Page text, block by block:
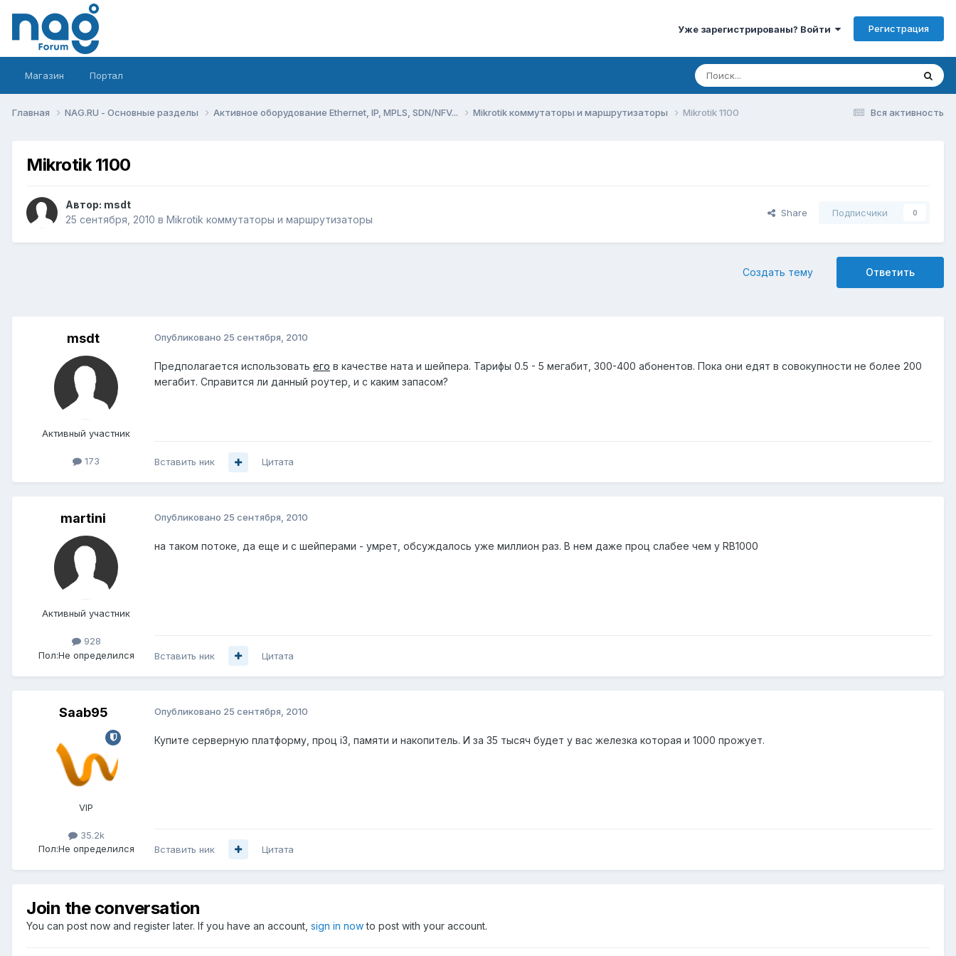
Уже зарегистрированы? Войти Регистрация
Магазин Портал
Вся активность
Главная NAG.RU - Основные разделы Активное оборудование Ethernet, IP, MPLS, SDN/NFV... Mikrotik коммутаторы и маршрутизаторы Mikrotik 1100
Mikrotik 1100
Автор: msdt
25 сентября, 2010 в Mikrotik коммутаторы и маршрутизаторы
Share Подписчики 0
Ответить
Создать тему
msdt
Активный участник
173
Опубликовано 25 сентября, 2010
Предполагается использовать его в качестве ната и шейпера. Тарифы 0.5 - 5 мегабит, 300-400 абонентов. Пока они едят в совокупности не более 200
мегабит. Справится ли данный роутер, и с каким запасом?
Вставить ник Цитата
martini
Активный участник
928
Пол:Не определился
Опубликовано 25 сентября, 2010
на таком потоке, да еще и с шейперами - умрет, обсуждалось уже миллион раз. В нем даже проц слабее чем у RB1000
Вставить ник Цитата
Saab95
VIP
35.2k
Пол:Не определился
Опубликовано 25 сентября, 2010
Купите серверную платформу, проц i3, памяти и накопитель. И за 35 тысяч будет у вас железка которая и 1000 прожует.
Вставить ник Цитата
Join the conversation
You can post now and register later. If you have an account, sign in nowto post with your account.